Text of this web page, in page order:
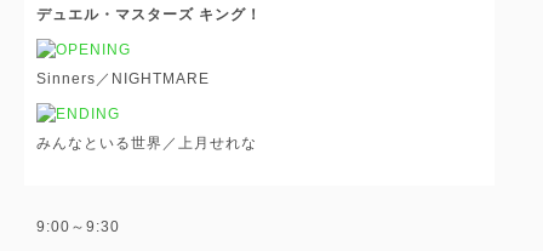
デュエル・マスターズ キング！
Sinners／NIGHTMARE
みんなといる世界／上月せれな
9:00～9:30